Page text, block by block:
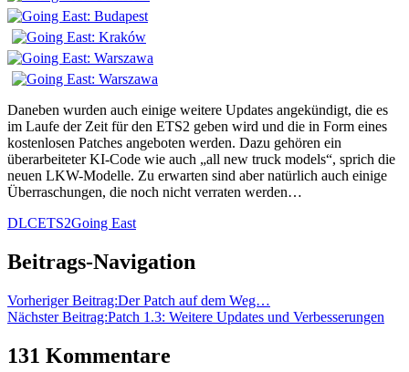
Daneben wurden auch einige weitere Updates angekündigt, die es
im Laufe der Zeit für den ETS2 geben wird und die in Form eines
kostenlosen Patches angeboten werden. Dazu gehören ein
überarbeiteter KI-Code wie auch „all new truck models“, sprich die
neuen LKW-Modelle. Zu erwarten sind aber natürlich auch einige
Überraschungen, die noch nicht verraten werden…
DLCETS2Going East
Beitrags-Navigation
Vorheriger Beitrag:Der Patch auf dem Weg…
Nächster Beitrag:Patch 1.3: Weitere Updates und Verbesserungen
131 Kommentare